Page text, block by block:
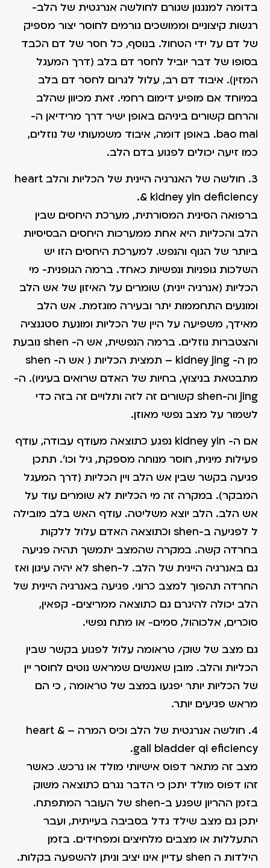
בדומה למנגנון שגורם לחולשה אנרגטית של הלב-
רגשות קיצוניים וממושכים גורמים לחוסר יצור מספיק
של דם על ידי הטחול. בנוסף, כל חסר של דם הכבד
בסופו של דבר יוביל לחסר דם בלב (דרך המעגל
המזין). איבוד דם רב, עלול לגרום לחסר דם בלב
במיוחד אם מופיע דימום רחמי. זאת מכיוון שהלב
והרחם קשורים ביניהם באופן ישיר דרך מרידיאן ה-
bao mai. באופן דומה, איבוד משמעותי של נוזלים,
כמו זיעה יכולים לפגוע בדם הלב.
3. חולשה של האנרגיה היינית של הכליות והלב heart
& kidney yin deficiency.
ברפואה הסינית המסורתית, מערכת היחסים שבין
הלב והכליות היא אחת ממערכות היחסים הבסיסיות
ביותר של הגוף והנפש. למערכת היחסים הזו יש
השלכות גופניות ונפשיות כאחד. ברמה הגופנית- מי
הכליות (אנרגיה יינית) שומרים על האיזון של אש הלב
ומונעים התחממות יתר ובעירה מוגזמת. אש הלב
מאידך, משפיעה על היין של הכליות ומונעת סטגנציה
והצטברות נוזלים. ברמה הנפשית, אש ה- shen נובעת
מן ה- kidney jing – תמצית הכליות ( אש ה- shen
מתבטאת בניצוץ, בחיות של האדם שרואים בעיניו). ה-
jing וה-shen קשורים זה לזה ותלויים זה בזה כדי
לשמור על מצב נפשי מאוזן.
אם ה- kidney yin נפגע כתוצאה מעודף עבודה, עודף
פעילות מינית, חוסר מנוחה מספקת, גיל וכו'. תתכן
פגיעה בקשר שבין אש הלב ויין הכליות (דרך המעגל
המבקר). במקרה זה מי הכליות לא שומרים עוד על
אש הלב. הלב יוצא משליטה. עודף האש בלב מובילה
ל לפגיעה ב-shen וכתוצאה האדם עלול ללקות
בחרדה קשה. במקרה שהמצב יתמשך תהיה פגיעה
גם באנרגיה היינית של הלב. ל-shen לא יהיה עיגון ואז
החרדה תהפוך למצב כרוני. פגיעה באנרגיה היינית של
הלב יכולה להיגרם גם כתוצאה ממריצים- קפאין,
סוכרים, אלכוהול, סמים- או מתח נפשי.
גם מצב של שוק/ טראומה עלול לפגוע בקשר שבין
הכליות והלב. מובן שאנשים שמראש נוטים לחוסר יין
של הכליות יותר יפגעו במצב של טראומה , כי הם
מראש פגיעים יותר.
4. חולשה אנרגטית של הלב וכיס המרה – heart &
gall bladder qi eficiency.
מצב זה מתאר דפוס אישיותי מולד או נרכש. כאשר
זהו דפוס מולד יתכן כי הדבר נגרם כתוצאה משוק
בזמן ההריון שפגע ב-shen של העובר המתפתח.
יתכן גם מצב שילד גדל בסביבה בעייתית, ועבר
התעללות או מצבים מלחיצים ומפחידים. בזמן
הילדות ה shen עדיין אינו יציב וניתן להשפעה בקלות.